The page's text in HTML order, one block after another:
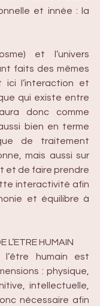
et innée : la
et l’univers
faits des mêmes
ici l’interaction et
qui existe entre
donc comme
bien en terme
de traitement
mais aussi sur
et de faire prendre
interactivité afin
et équilibre à
L’ETRE HUMAIN
l’être humain est
: physique,
intellectuelle,
nécessaire afin